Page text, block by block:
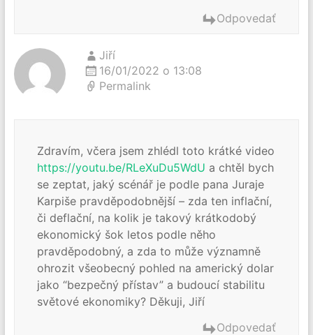
Odpovedať
Jiří
16/01/2022 o 13:08
Permalink
Zdravím, včera jsem zhlédl toto krátké video
https://youtu.be/RLeXuDu5WdU a chtěl bych
se zeptat, jaký scénář je podle pana Juraje
Karpiše pravděpodobnější – zda ten inflační,
či deflační, na kolik je takový krátkodobý
ekonomický šok letos podle něho
pravděpodobný, a zda to může významně
ohrozit všeobecný pohled na americký dolar
jako “bezpečný přístav” a budoucí stabilitu
světové ekonomiky? Děkuji, Jiří
Odpovedať